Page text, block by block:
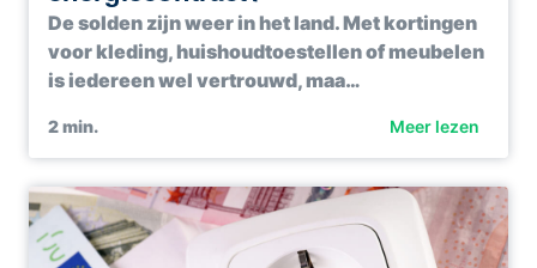
De solden zijn weer in het land. Met kortingen
voor kleding, huishoudtoestellen of meubelen
is iedereen wel vertrouwd, maa…
2min. Meer lezen